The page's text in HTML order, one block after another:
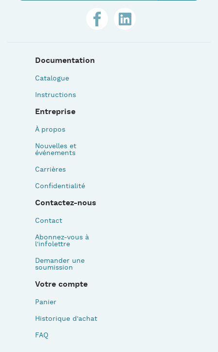
Documentation
Catalogue
Instructions
Entreprise
À propos
Nouvelles et
événements
Carrières
Confidentialité
Contactez-nous
Contact
Abonnez-vous à
l'infolettre
Demander une
soumission
Votre compte
Panier
Historique d'achat
FAQ